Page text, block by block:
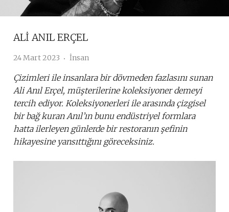
ALİ ANIL ERÇEL
24 Mart 2023 İnsan
Çizimleri ile insanlara bir dövmeden fazlasını sunan
Ali Anıl Erçel, müşterilerine koleksiyoner demeyi
tercih ediyor. Koleksiyonerleri ile arasında çizgisel
bir bağ kuran Anıl’ın bunu endüstriyel formlara
hatta ilerleyen günlerde bir restoranın şefinin
hikayesine yansıttığını göreceksiniz.